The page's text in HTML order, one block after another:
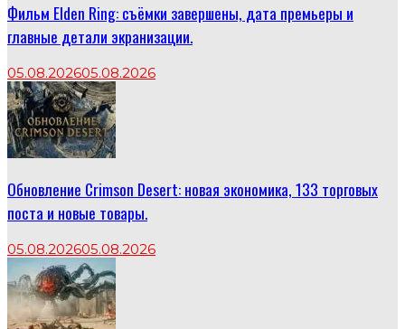
Фильм Elden Ring: съёмки завершены, дата премьеры и
главные детали экранизации.
05.08.202605.08.2026
Обновление Crimson Desert: новая экономика, 133 торговых
поста и новые товары.
05.08.202605.08.2026